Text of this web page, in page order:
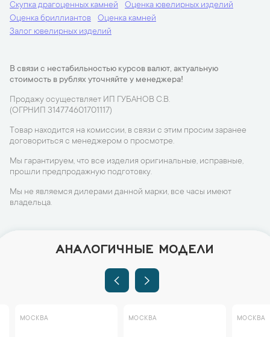
Скупка драгоценных камней
Оценка ювелирных изделий
Оценка бриллиантов
Оценка камней
Залог ювелирных изделий
В связи с нестабильностью курсов валют, актуальную
стоимость в рублях уточняйте у менеджера!
Продажу осуществляет ИП ГУБАНОВ С.В.
(ОГРНИП 314774601701117)
Товар находится на комиссии, в связи с этим просим заранее
договориться с менеджером о просмотре.
Мы гарантируем, что все изделия оригинальные, исправные,
прошли предпродажную подготовку.
Мы не являемся дилерами данной марки, все часы имеют
владельца.
АНАЛОГИЧНЫЕ МОДЕЛИ
МОСКВА МОСКВА МОСКВА